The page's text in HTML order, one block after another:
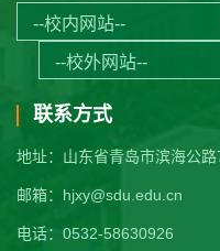
联系方式
地址：山东省青岛市滨海公
邮箱：hjxy@sdu.edu.cn
电话：0532-58630926